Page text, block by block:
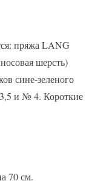
с
косами
описание
пряжа LANG
шерсть)
сине-зеленого
и № 4. Короткие
70 см.